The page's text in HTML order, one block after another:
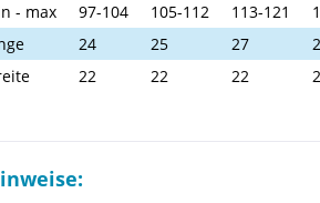
- max
97-104 105-112 113-121
24 25 27
22 22 22